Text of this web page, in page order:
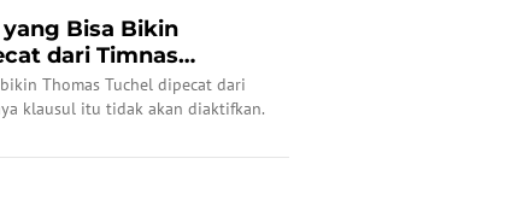
Bisa Bikin
dari Timnas
S...Thomas Tuchel dipecat dari
klausul itu tidak akan diaktifkan.